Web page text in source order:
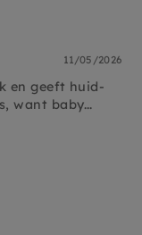
11/05/2026
en geeft huid-
want baby...